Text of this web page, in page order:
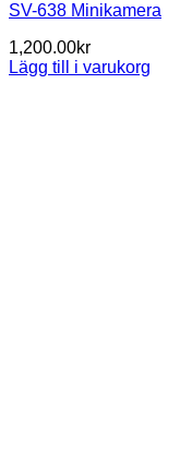
SV-638 Minikamera
1,200.00kr
Lägg till i varukorg